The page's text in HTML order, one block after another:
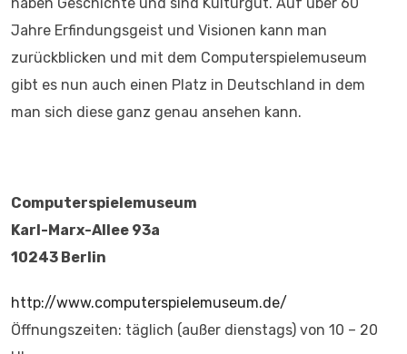
Jahre Erfindungsgeist und Visionen kann man
zurückblicken und mit dem Computerspielemuseum
gibt es nun auch einen Platz in Deutschland in dem
man sich diese ganz genau ansehen kann.
Computerspielemuseum
Karl-Marx-Allee 93a
10243 Berlin
http://www.computerspielemuseum.de/
Öffnungszeiten: täglich (außer dienstags) von 10 – 20